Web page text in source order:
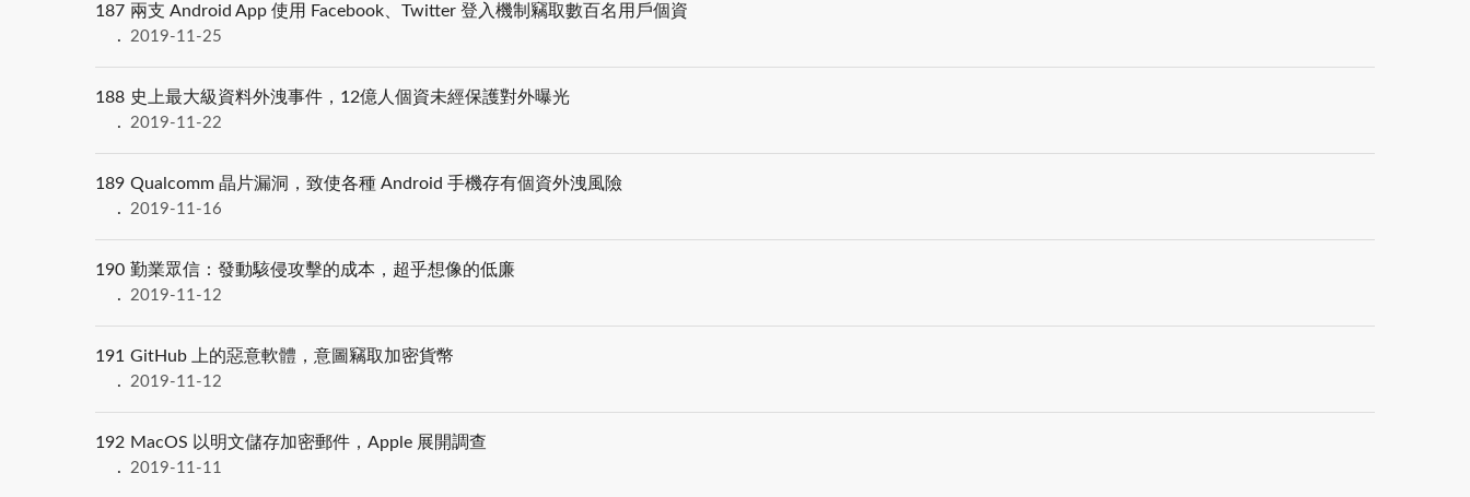
187 兩支 Android App 使用 Facebook、Twitter 登入機制竊取數百名用戶個資
2019-11-25
188 史上最大級資料外洩事件，12億人個資未經保護對外曝光
2019-11-22
189 Qualcomm 晶片漏洞，致使各種 Android 手機存有個資外洩風險
2019-11-16
190 勤業眾信：發動駭侵攻擊的成本，超乎想像的低廉
2019-11-12
191 GitHub 上的惡意軟體，意圖竊取加密貨幣
2019-11-12
192 MacOS 以明文儲存加密郵件，Apple 展開調查
2019-11-11